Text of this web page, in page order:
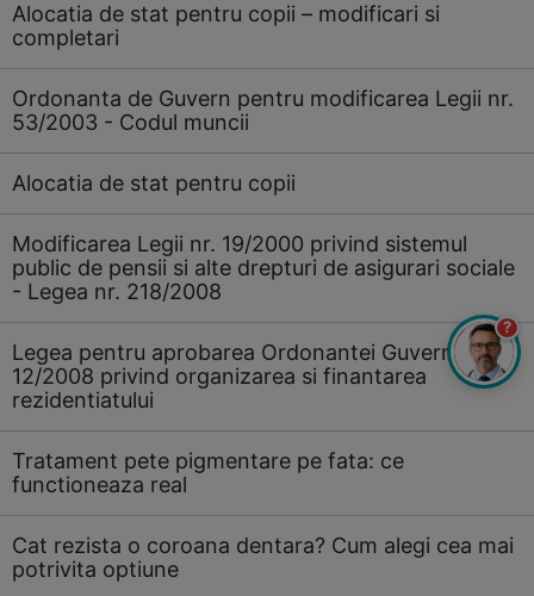
Alocatia de stat pentru copii – modificari si
completari
Ordonanta de Guvern pentru modificarea Legii nr.
53/2003 - Codul muncii
Alocatia de stat pentru copii
Modificarea Legii nr. 19/2000 privind sistemul
public de pensii si alte drepturi de asigurari sociale
- Legea nr. 218/2008
Legea pentru aprobarea Ordonantei Guvernului nr.
12/2008 privind organizarea si finantarea
rezidentiatului
Tratament pete pigmentare pe fata: ce
functioneaza real
Cat rezista o coroana dentara? Cum alegi cea mai
potrivita optiune
?